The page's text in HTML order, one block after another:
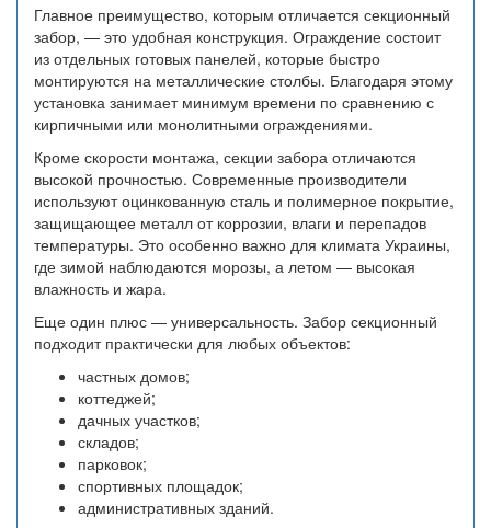
Главное преимущество, которым отличается секционный
забор, — это удобная конструкция. Ограждение состоит
из отдельных готовых панелей, которые быстро
монтируются на металлические столбы. Благодаря этому
установка занимает минимум времени по сравнению с
кирпичными или монолитными ограждениями.
Кроме скорости монтажа, секции забора отличаются
высокой прочностью. Современные производители
используют оцинкованную сталь и полимерное покрытие,
защищающее металл от коррозии, влаги и перепадов
температуры. Это особенно важно для климата Украины,
где зимой наблюдаются морозы, а летом — высокая
влажность и жара.
Еще один плюс — универсальность. Забор секционный
подходит практически для любых объектов:
частных домов;
коттеджей;
дачных участков;
складов;
парковок;
спортивных площадок;
административных зданий.